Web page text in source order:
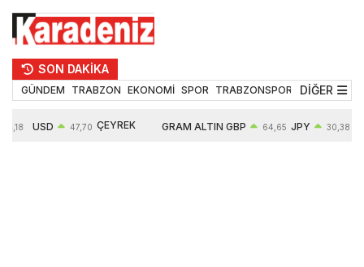
SON DAKİKA
GÜNDEM TRABZON EKONOMİ SPOR TRABZONSPOR TEKNOLOJİ
DİĞER
USD 47,70 ÇEYREK GRAM ALTIN GBP 64,65 JPY 30,38